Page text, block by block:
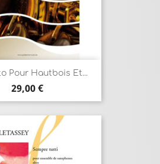
Pour Hautbois Et...
Prix
29,00 €